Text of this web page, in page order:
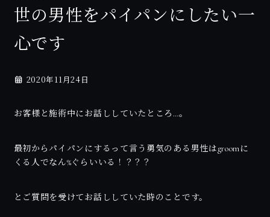
世の男性をパイパンにしたい一
心です
2020年11月24日
お客様と施術中にお話ししていたところ…。
最初からパイパンにするって言う勇気のある男性はgroomに
くる人でなん%ぐらいいる！？？？
とご質問を受けてお話ししていた時のことです。